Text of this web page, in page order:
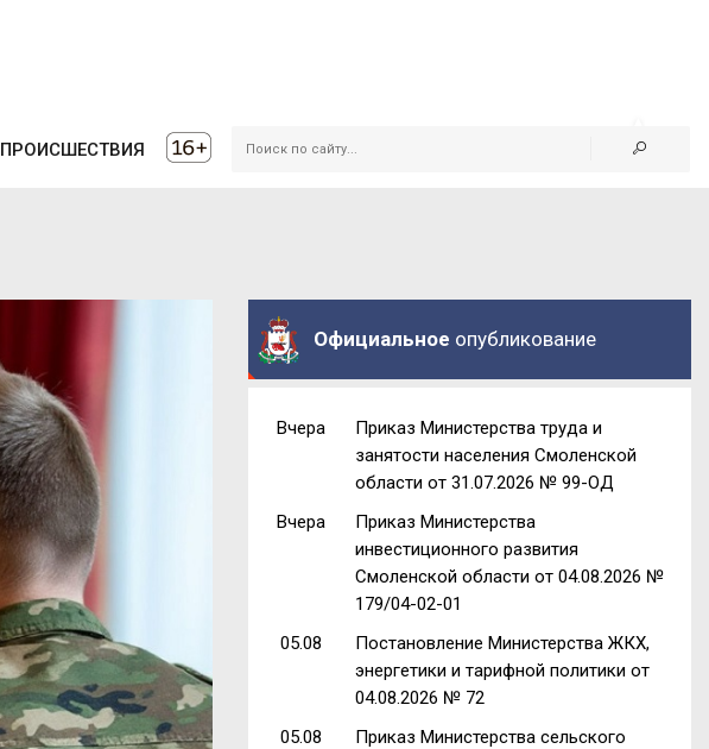
ПРОИСШЕСТВИЯ
Официальное опубликование
Вчера
Приказ Министерства труда и
занятости населения Смоленской
области от 31.07.2026 № 99-ОД
Вчера
Приказ Министерства
инвестиционного развития
Смоленской области от 04.08.2026 №
179/04-02-01
05.08
Постановление Министерства ЖКХ,
энергетики и тарифной политики от
04.08.2026 № 72
05.08
Приказ Министерства сельского